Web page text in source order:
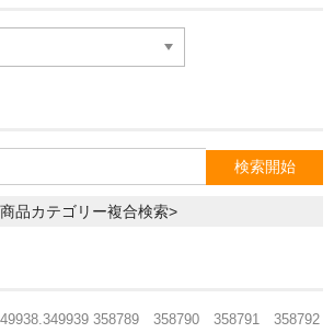
STOVAX
ライス
商品カテゴリー複合検索>
358789 358790 358791 358792